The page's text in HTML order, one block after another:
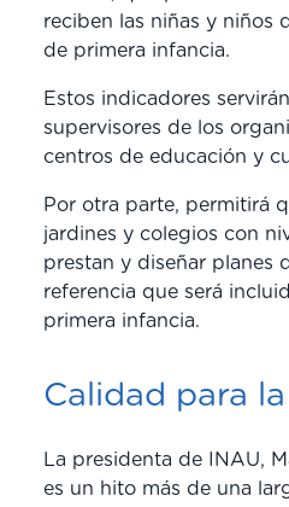
reciben las niñas y niños
de primera infancia.
Estos indicadores
supervisores de los
centros de educación y
Por otra parte, permitirá
jardines y colegios con
prestan y diseñar planes
referencia que será
primera infancia.
Calidad para
La presidenta de INAU,
es un hito más de una